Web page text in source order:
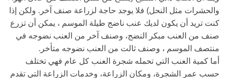
والحشرات مثل النحل) فلا يوجد حاجة لزراعة صنف آخر. ولكن إذا
كنت تريد أن يكون لديك عنب ناضج طيلة الموسم ، يمكن أن تزرع
صنف من العنب مبكر النضج، وصنف آخر من العنب نضوجه في
منتصف الموسم ، وصنف ثالت من العنب نضوجه متأخر.
أما كمية العنب التي تحمله شجرة العنب كل عام فهي تختلف
حسب عمر الشجرة، ومكان الزراعة، وخدمات الزراعة التي تقدم